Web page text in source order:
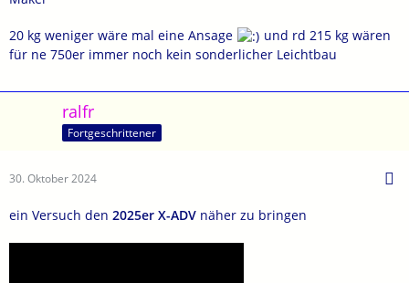
20 kg weniger wäre mal eine Ansage
und rd 215 kg wären
für ne 750er immer noch kein sonderlicher Leichtbau
ralfr
Fortgeschrittener
30. Oktober 2024
ein Versuch den 2025er X-ADV näher zu bringen